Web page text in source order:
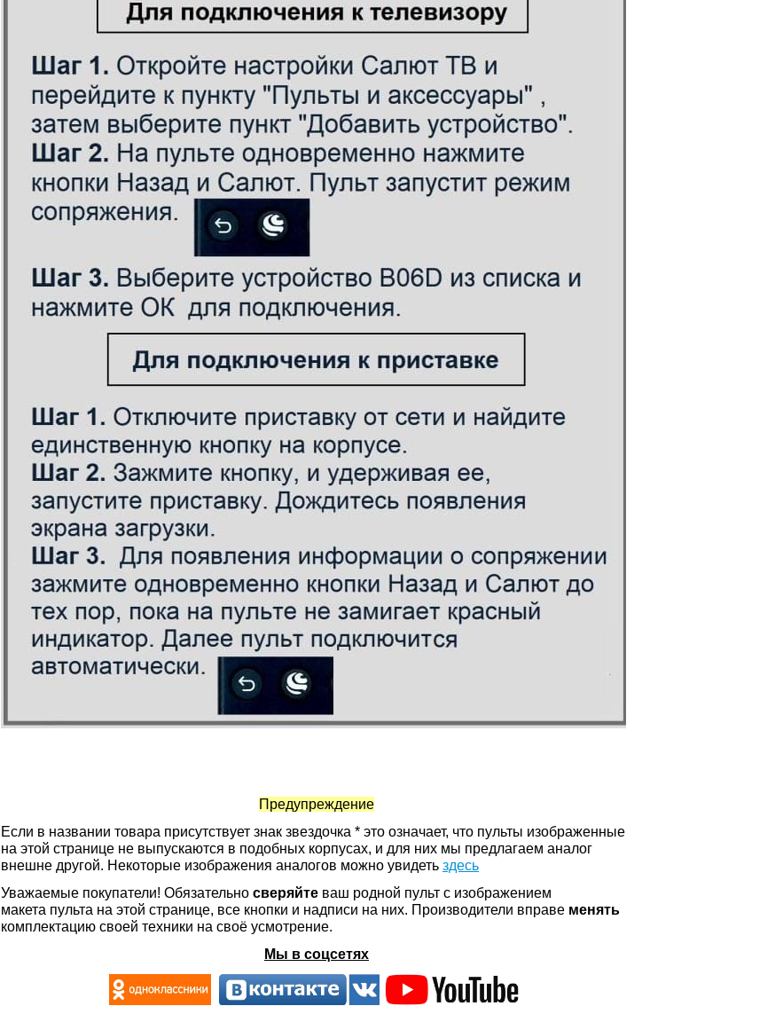
Предупреждение
Если в названии товара присутствует знак звездочка * это означает, что пульты изображенные
на этой странице не выпускаются в подобных корпусах, и для них мы предлагаем аналог
внешне другой. Некоторые изображения аналогов можно увидеть здесь
Уважаемые покупатели! Обязательно сверяйте ваш родной пульт с изображением
макета пульта на этой странице, все кнопки и надписи на них. Производители вправе менять
комплектацию своей техники на своё усмотрение.
Мы в соцсетях